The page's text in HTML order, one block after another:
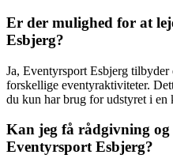
Er der mulighed for at
Esbjerg?
Ja, Eventyrsport Esbjerg
forskellige eventyraktiviteter.
du kun har brug for udstyret i en
Kan jeg få rådgivning og
Eventyrsport Esbjerg?